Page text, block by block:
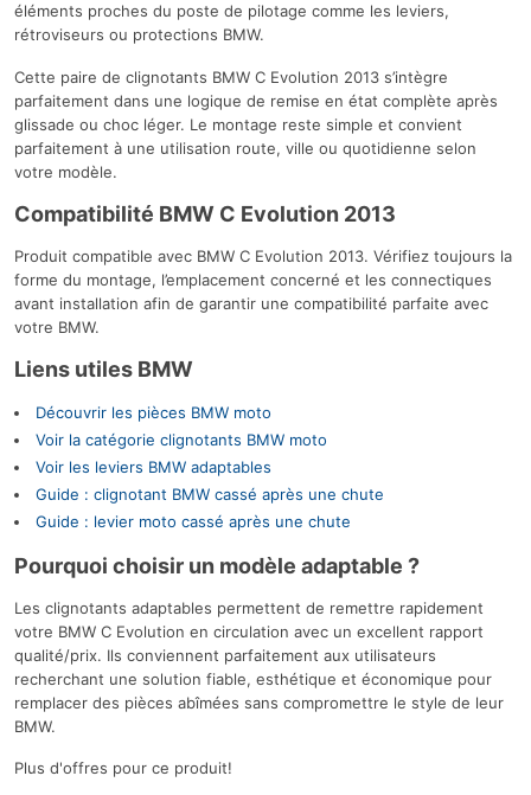
éléments proches du poste de pilotage comme les leviers,
rétroviseurs ou protections BMW.
Cette paire de clignotants BMW C Evolution 2013 s’intègre
parfaitement dans une logique de remise en état complète après
glissade ou choc léger. Le montage reste simple et convient
parfaitement à une utilisation route, ville ou quotidienne selon
votre modèle.
Compatibilité BMW C Evolution 2013
Produit compatible avec BMW C Evolution 2013. Vérifiez toujours la
forme du montage, l’emplacement concerné et les connectiques
avant installation afin de garantir une compatibilité parfaite avec
votre BMW.
Liens utiles BMW
Découvrir les pièces BMW moto
Voir la catégorie clignotants BMW moto
Voir les leviers BMW adaptables
Guide : clignotant BMW cassé après une chute
Guide : levier moto cassé après une chute
Pourquoi choisir un modèle adaptable ?
Les clignotants adaptables permettent de remettre rapidement
votre BMW C Evolution en circulation avec un excellent rapport
qualité/prix. Ils conviennent parfaitement aux utilisateurs
recherchant une solution fiable, esthétique et économique pour
remplacer des pièces abîmées sans compromettre le style de leur
BMW.
Plus d'offres pour ce produit!